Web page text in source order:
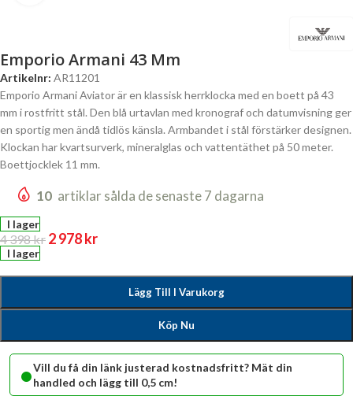
Emporio Armani 43 Mm
Artikelnr: AR11201
Emporio Armani Aviator är en klassisk herrklocka med en boett på 43
mm i rostfritt stål. Den blå urtavlan med kronograf och datumvisning ger
en sportig men ändå tidlös känsla. Armbandet i stål förstärker designen.
Klockan har kvartsurverk, mineralglas och vattentäthet på 50 meter.
Boettjocklek 11 mm.
10 artiklar sålda de senaste 7 dagarna
I lager
4 398kr 2 978kr
I lager
Lägg Till I Varukorg
Köp Nu
•Vill du få din länk justerad kostnadsfritt? Mät din
handled och lägg till 0,5 cm!